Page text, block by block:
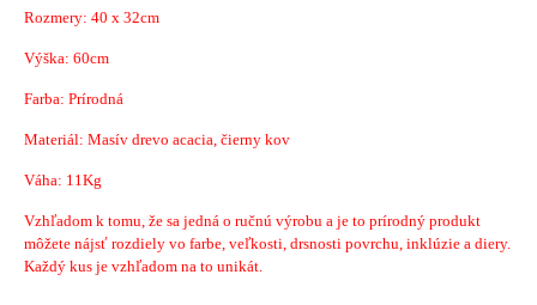
Rozmery: 40 x 32cm
Výška: 60cm
Farba: Prírodná
Materiál: Masív drevo acacia, čierny kov
Váha: 11Kg
Vzhľadom k tomu, že sa jedná o ručnú výrobu a je to prírodný produkt
môžete nájsť rozdiely vo farbe, veľkosti, drsnosti povrchu, inklúzie a diery.
Každý kus je vzhľadom na to unikát.